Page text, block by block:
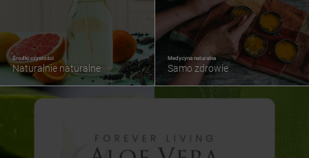
Środki czystości
Naturalnie naturalne
Medycyna naturalna
Samo zdrowie